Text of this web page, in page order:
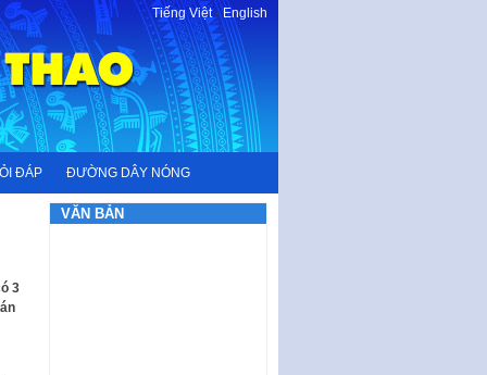
Tiếng Việt-English
ĐÁP ĐƯỜNG DÂY NÓNG
3
VĂN BẢN